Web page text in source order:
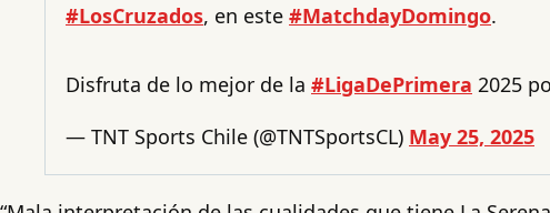
#LosCruzados, en este #MatchdayDomingo.
Disfruta de lo mejor de la #LigaDePrimera 2025
— TNT Sports Chile (@TNTSportsCL) May 25, 2025